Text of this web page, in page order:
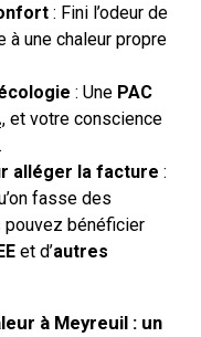
: Fini l’odeur de
à une chaleur propre
: Une PAC
et votre conscience
alléger la facture :
fasse des
bénéficier
et d’autres
à Meyreuil : un